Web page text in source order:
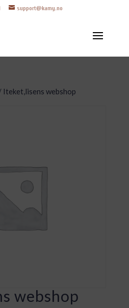
support@kamy.no
Iteket,lisens webshop
webshop